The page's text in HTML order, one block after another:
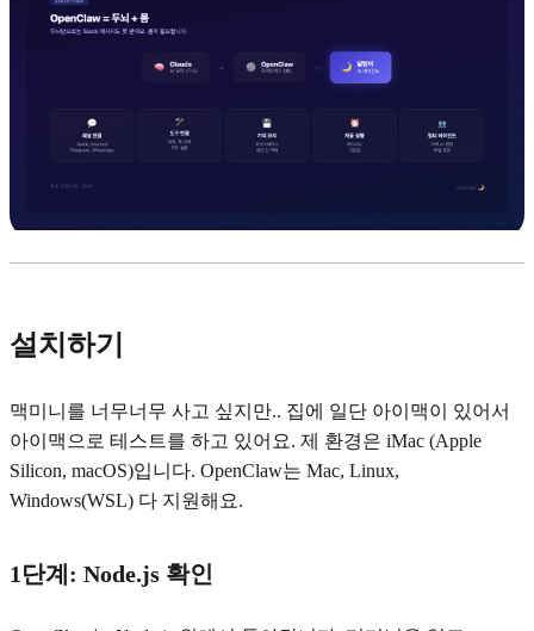
설치하기
맥미니를 너무너무 사고 싶지만.. 집에 일단 아이맥이 있어서
아이맥으로 테스트를 하고 있어요. 제 환경은 iMac (Apple
Silicon, macOS)입니다. OpenClaw는 Mac, Linux,
Windows(WSL) 다 지원해요.
1단계: Node.js 확인